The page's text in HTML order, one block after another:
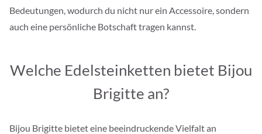
Bedeutungen, wodurch du nicht nur ein Accessoire, sondern
auch eine persönliche Botschaft tragen kannst.
Welche Edelsteinketten bietet Bijou
Brigitte an?
Bijou Brigitte bietet eine beeindruckende Vielfalt an